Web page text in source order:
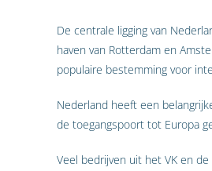
De centrale ligging van
haven van Rotterdam en
populaire bestemming voor
Nederland heeft een
de toegangspoort tot Europa
Veel bedrijven uit het VK en